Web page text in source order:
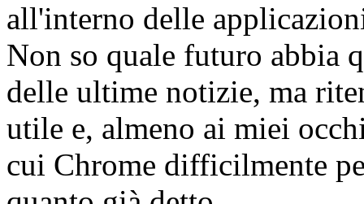
all'interno delle
Non so quale futuro abbia
delle ultime notizie, ma
utile e, almeno ai miei
cui Chrome difficilmente